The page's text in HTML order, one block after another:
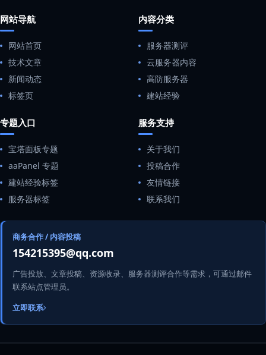
网站导航
网站首页
技术文章
新闻动态
标签页
内容分类
服务器测评
云服务器内容
高防服务器
建站经验
专题入口
宝塔面板专题
aaPanel 专题
建站经验标签
服务器标签
服务支持
关于我们
投稿合作
友情链接
联系我们
商务合作 / 内容投稿
154215395@qq.com
广告投放、文章投稿、资源收录、服务器测评合作等需求，可通过邮件
联系站点管理员。
立即联系